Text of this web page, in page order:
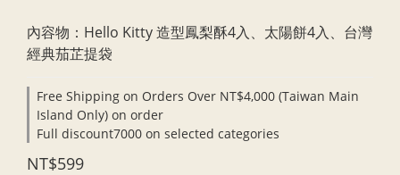
內容物：Hello Kitty 造型鳳梨酥4入、太陽餅4入、台灣
經典茄芷提袋
Free Shipping on Orders Over NT$4,000 (Taiwan Main
Island Only) on order
Full discount7000 on selected categories
NT$599